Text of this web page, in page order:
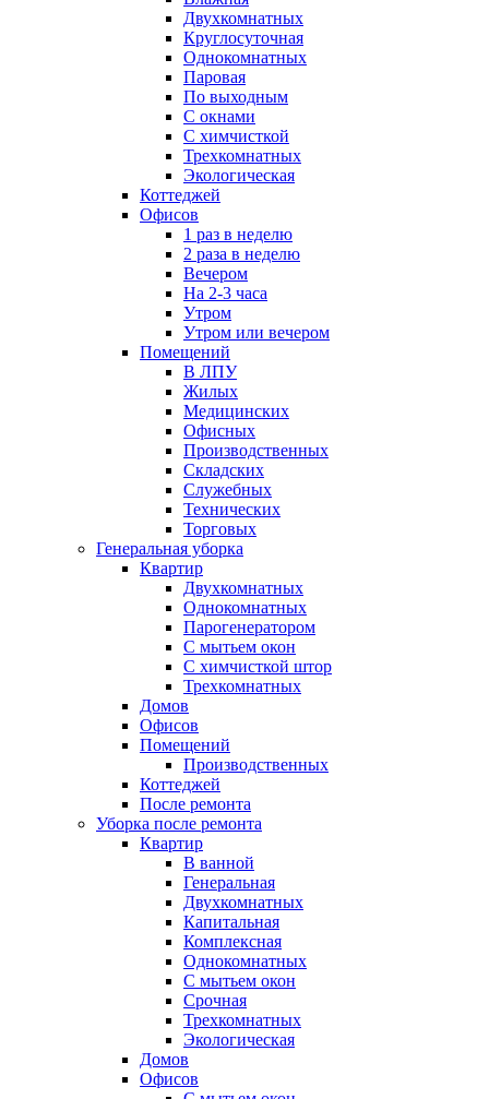
Двухкомнатных
Круглосуточная
Однокомнатных
Паровая
По выходным
С окнами
С химчисткой
Трехкомнатных
Экологическая
Коттеджей
Офисов
1 раз в неделю
2 раза в неделю
Вечером
На 2-3 часа
Утром
Утром или вечером
Помещений
В ЛПУ
Жилых
Медицинских
Офисных
Производственных
Складских
Служебных
Технических
Торговых
Генеральная уборка
Квартир
Двухкомнатных
Однокомнатных
Парогенератором
С мытьем окон
С химчисткой штор
Трехкомнатных
Домов
Офисов
Помещений
Производственных
Коттеджей
После ремонта
Уборка после ремонта
Квартир
В ванной
Генеральная
Двухкомнатных
Капитальная
Комплексная
Однокомнатных
С мытьем окон
Срочная
Трехкомнатных
Экологическая
Домов
Офисов